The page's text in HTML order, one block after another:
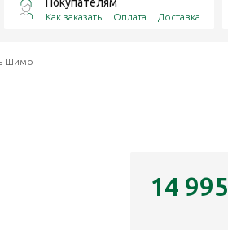
Как заказать Оплата Доставка
Шимо
14 995